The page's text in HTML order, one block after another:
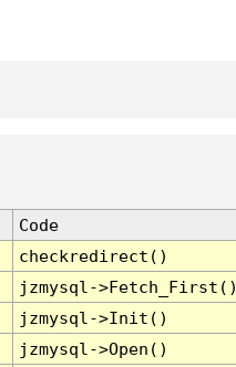
Code
checkredirect()
jzmysql-
jzmysql->Init()
jzmysql->Open()